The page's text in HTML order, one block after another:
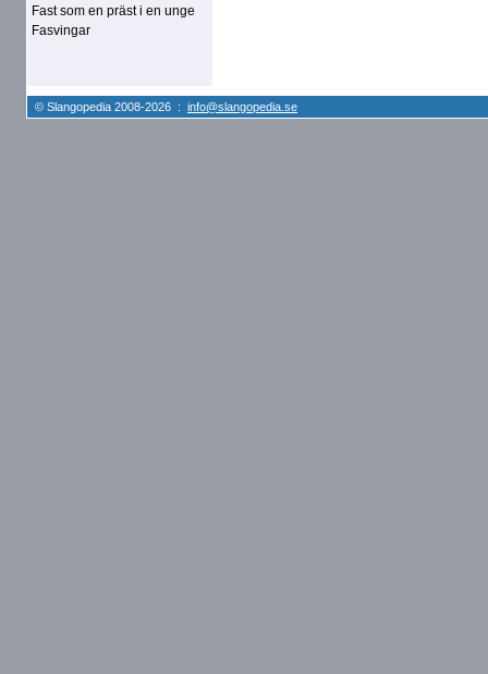
Fast som en präst i en unge
Fasvingar
© Slangopedia 2008-2026 : info@slangopedia.se